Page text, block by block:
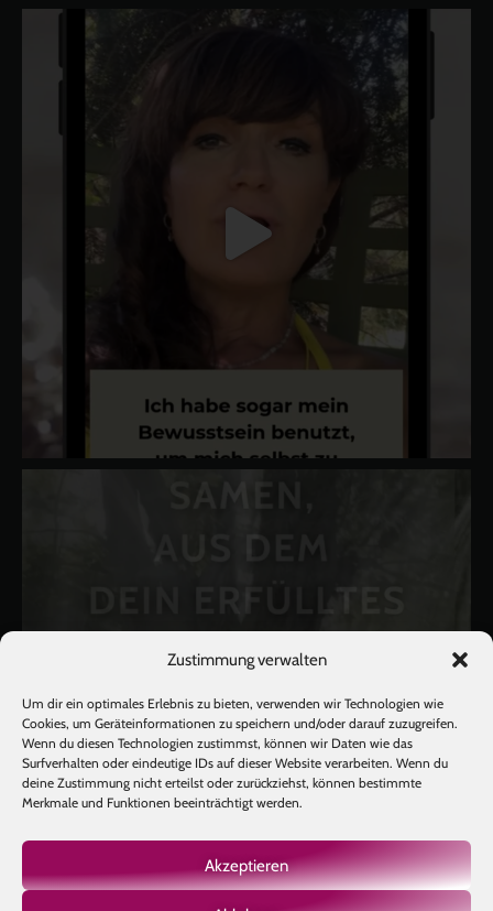
Zustimmung verwalten
Um dir ein optimales Erlebnis zu bieten, verwenden wir Technologien wie
Cookies, um Geräteinformationen zu speichern und/oder darauf zuzugreifen.
Wenn du diesen Technologien zustimmst, können wir Daten wie das
Surfverhalten oder eindeutige IDs auf dieser Website verarbeiten. Wenn du
deine Zustimmung nicht erteilst oder zurückziehst, können bestimmte
Merkmale und Funktionen beeinträchtigt werden.
Akzeptieren